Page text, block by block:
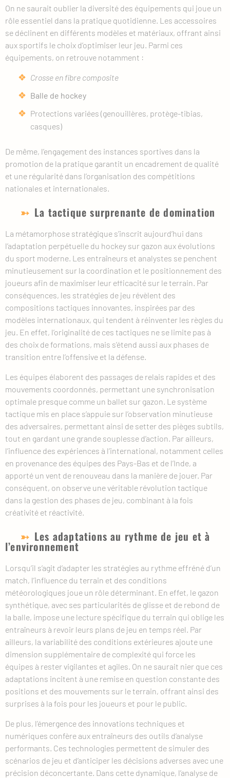
On ne saurait oublier la diversité des équipements qui joue un
rôle essentiel dans la pratique quotidienne. Les accessoires
se déclinent en différents modèles et matériaux, offrant ainsi
aux sportifs le choix d’optimiser leur jeu. Parmi ces
équipements, on retrouve notamment :
Crosse en fibre composite
Balle de hockey
Protections variées (genouillères, protège-tibias,
casques)
De même, l’engagement des instances sportives dans la
promotion de la pratique garantit un encadrement de qualité
et une régularité dans l’organisation des compétitions
nationales et internationales.
La tactique surprenante de domination
La métamorphose stratégique s’inscrit aujourd’hui dans
l’adaptation perpétuelle du hockey sur gazon aux évolutions
du sport moderne. Les entraîneurs et analystes se penchent
minutieusement sur la coordination et le positionnement des
joueurs afin de maximiser leur efficacité sur le terrain. Par
conséquences, les stratégies de jeu révèlent des
compositions tactiques innovantes, inspirées par des
modèles internationaux, qui tendent à réinventer les règles du
jeu. En effet, l’originalité de ces tactiques ne se limite pas à
des choix de formations, mais s’étend aussi aux phases de
transition entre l’offensive et la défense.
Les équipes élaborent des passages de relais rapides et des
mouvements coordonnés, permettant une synchronisation
optimale presque comme un ballet sur gazon. Le système
tactique mis en place s’appuie sur l’observation minutieuse
des adversaires, permettant ainsi de setter des pièges subtils,
tout en gardant une grande souplesse d’action. Par ailleurs,
l’influence des expériences à l’international, notamment celles
en provenance des équipes des Pays-Bas et de l’Inde, a
apporté un vent de renouveau dans la manière de jouer. Par
conséquent, on observe une véritable révolution tactique
dans la gestion des phases de jeu, combinant à la fois
créativité et réactivité.
Les adaptations au rythme de jeu et à
l’environnement
Lorsqu’il s’agit d’adapter les stratégies au rythme effréné d’un
match, l’influence du terrain et des conditions
météorologiques joue un rôle déterminant. En effet, le gazon
synthétique, avec ses particularités de glisse et de rebond de
la balle, impose une lecture spécifique du terrain qui oblige les
entraîneurs à revoir leurs plans de jeu en temps réel. Par
ailleurs, la variabilité des conditions extérieures ajoute une
dimension supplémentaire de complexité qui force les
équipes à rester vigilantes et agiles. On ne saurait nier que ces
adaptations incitent à une remise en question constante des
positions et des mouvements sur le terrain, offrant ainsi des
surprises à la fois pour les joueurs et pour le public.
De plus, l’émergence des innovations techniques et
numériques confère aux entraîneurs des outils d’analyse
performants. Ces technologies permettent de simuler des
scénarios de jeu et d’anticiper les décisions adverses avec une
précision déconcertante. Dans cette dynamique, l’analyse de